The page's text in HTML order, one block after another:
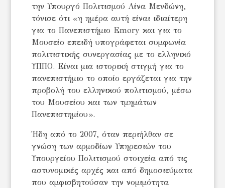
την Υπουργό Πολιτισμού Λίνα Μενδώνη,
τόνισε ότι «η ημέρα αυτή είναι ιδιαίτερη
για το Πανεπιστήμιο Emory και για το
Μουσείο επειδή υπογράφεται συμφωνία
πολιτιστικής συνεργασίας με το ελληνικό
ΥΠΠΟ. Είναι μια ιστορική στιγμή για το
πανεπιστήμιο το οποίο εργάζεται για την
προβολή του ελληνικού πολιτισμού, μέσω
του Μουσείου και των τμημάτων
Πανεπιστημίου».
Ήδη από το 2007, όταν περιήλθαν σε
γνώση των αρμοδίων Υπηρεσιών του
Υπουργείου Πολιτισμού στοιχεία από τις
αστυνομικές αρχές και από δημοσιεύματα
που αμφισβητούσαν την νομιμότητα